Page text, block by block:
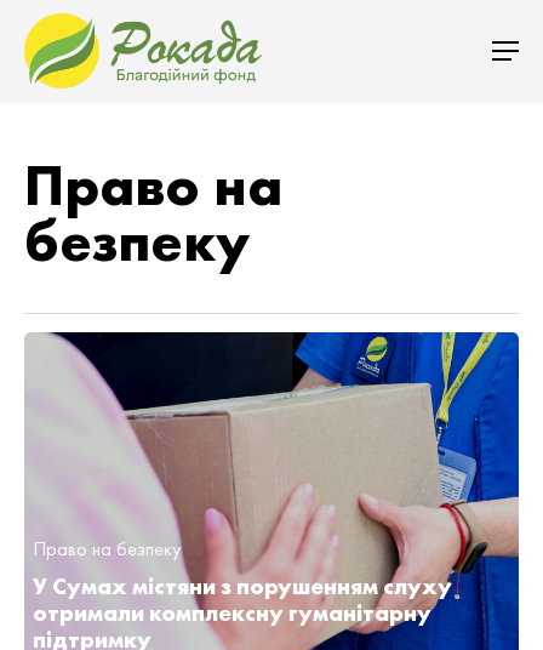
Право на
безпеку
Право на безпеку
У Сумах містяни з порушенням слуху
отримали комплексну гуманітарну
підтримку